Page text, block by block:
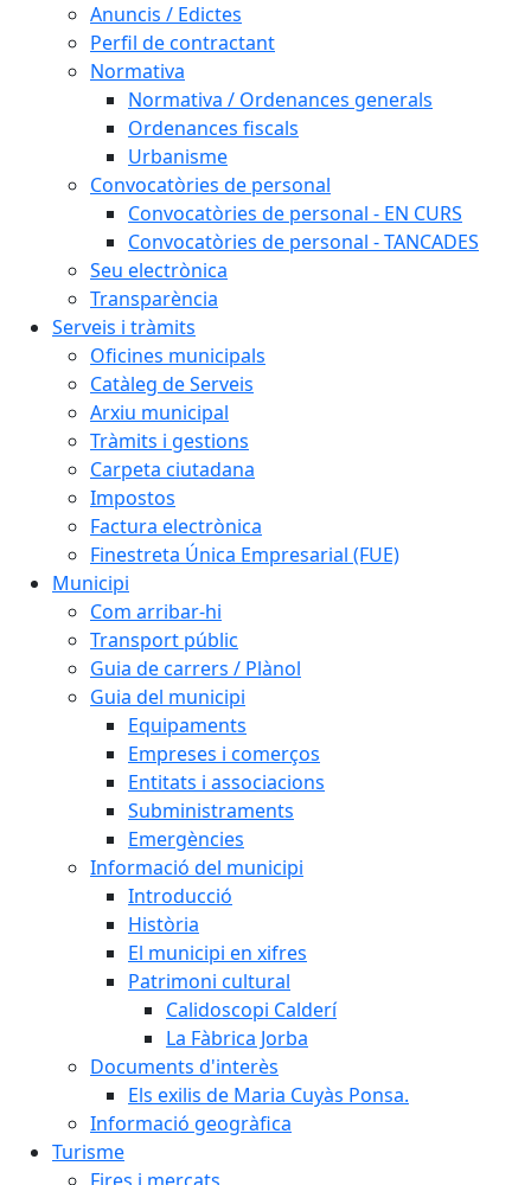
Anuncis / Edictes
Perfil de contractant
Normativa
Normativa / Ordenances generals
Ordenances fiscals
Urbanisme
Convocatòries de personal
Convocatòries de personal - EN CURS
Convocatòries de personal - TANCADES
Seu electrònica
Transparència
Serveis i tràmits
Oficines municipals
Catàleg de Serveis
Arxiu municipal
Tràmits i gestions
Carpeta ciutadana
Impostos
Factura electrònica
Finestreta Única Empresarial (FUE)
Municipi
Com arribar-hi
Transport públic
Guia de carrers / Plànol
Guia del municipi
Equipaments
Empreses i comerços
Entitats i associacions
Subministraments
Emergències
Informació del municipi
Introducció
Història
El municipi en xifres
Patrimoni cultural
Calidoscopi Calderí
La Fàbrica Jorba
Documents d'interès
Els exilis de Maria Cuyàs Ponsa.
Informació geogràfica
Turisme